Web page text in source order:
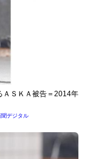
ＡＳＫＡ被告＝2014年
聞デジタル